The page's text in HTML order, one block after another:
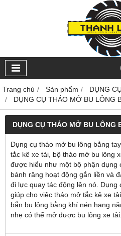
Trang chủ Sản phẩm
DỤNG
DỤNG CỤ THÁO MỞ BU LÔNG
DỤNG CỤ THÁO MỞ BU LÔNG
Dụng cụ tháo mở bu lông bằng
tắc kê xe tải, bộ tháo mở bu lông
được hiểu như một bộ phận dụng
bánh răng hoạt động gắn liền và
đi lực quay tác động lên nó.
giúp cho việc tháo mở tắc kê xe
bắn bu lông bằng khí nén hạng
nhẹ có thể mở được bu lông xe tải.